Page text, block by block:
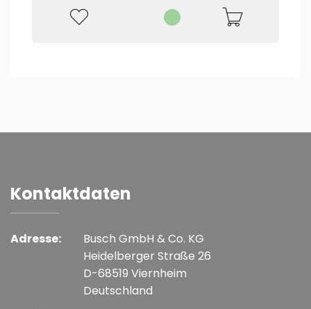
Kontaktdaten
Adresse:
Busch GmbH & Co. KG
Heidelberger Straße 26
D-68519 Viernheim
Deutschland